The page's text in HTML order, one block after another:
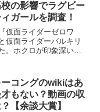
の影響でラグビー
ガールを調査！
仮面ライダーゼロワ
仮面ライダーバルキリ
。ホクロが印象深いで
コングのwikiはあ
もない？動画の収
【余談大賞】